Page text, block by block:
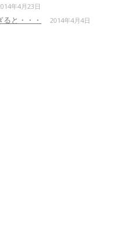
年4月23日
と・・・ 2014年4月4日